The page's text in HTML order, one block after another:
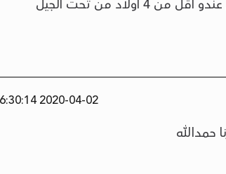
هبه اللي عندو 4 اولاد من تحت الجيل 18 سنه بياخذ ولي عندو اقل من 4 اولاد من تحت الجيل
2020-04-02 06:30:14
حمدالله